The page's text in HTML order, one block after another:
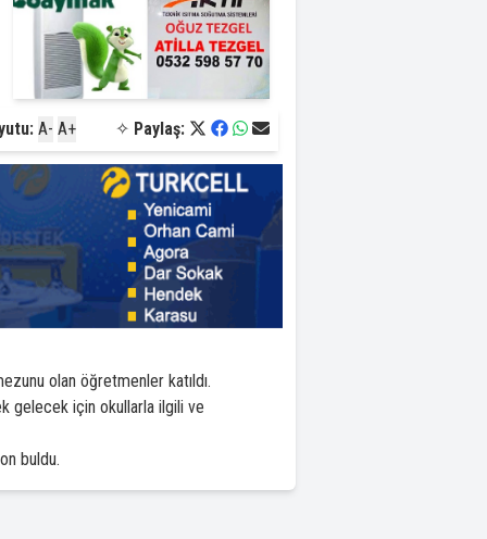
A- A+ ✧ Paylaş:
olan öğretmenler katıldı.
gelecek için okullarla ilgili ve
buldu.